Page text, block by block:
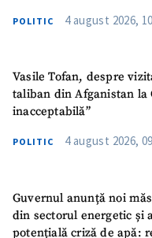
POLITIC 4 august 2026,
Vasile Tofan, despre
taliban din Afganistan la
inacceptabilă”
POLITIC 4 august 2026,
Guvernul anunță noi
din sectorul energetic și
potențială criză de apă: